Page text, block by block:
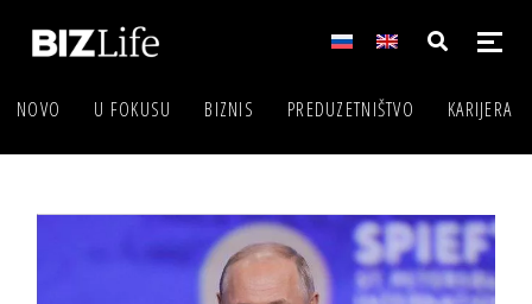
NOVO U FOKUSU BIZNIS PREDUZETNIŠTVO KARIJERA